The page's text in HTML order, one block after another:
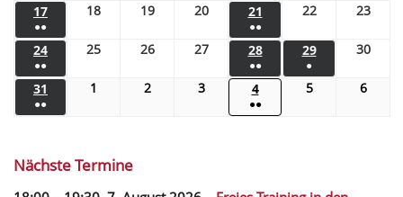
17
●●
18 19 20 21
●●
22 23
24
●●
25 26 27 28
●●
29
●
30
31
●●
1 2 3 4
●●
5 6
Nächste Termine